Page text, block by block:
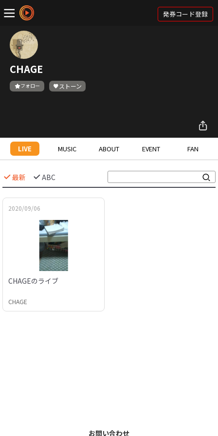
発券コード登録
CHAGE
フォロー ストーン
LIVE MUSIC ABOUT EVENT FAN
最新 ABC
2020/09/06
CHAGEのライブ
CHAGE
お問い合わせ